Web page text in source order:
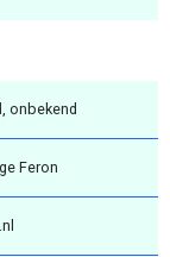
onbekend
Feron